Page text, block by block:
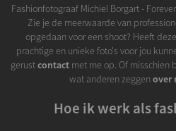
Fashionfotograaf Michiel Borgart -
Zie je de meerwaarde van
opgedaan voor een shoot? Heeft
prachtige en unieke foto's voor jou
gerustcontact met me op. Of misschien
wat anderen zeggenover
Hoe ik werk als